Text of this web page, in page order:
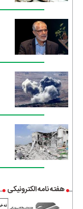
هفته نامه الکترونیکی